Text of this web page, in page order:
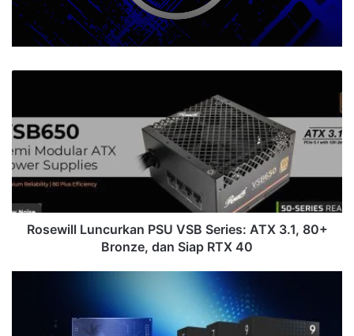
VSB
Series:
ATX
3.1,
Bronze,
danRosewill Luncurkan PSU VSB Series: ATX 3.1, 80+
Bronze, dan Siap RTX 40